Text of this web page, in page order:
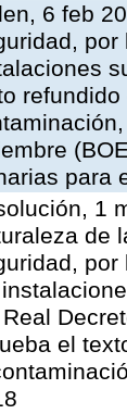
6 feb
para
1
de
el